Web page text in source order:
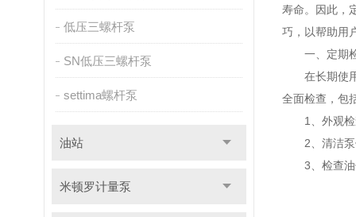
低压三螺杆泵
SN低压三螺杆泵
settima螺杆泵
油站
米顿罗计量泵
寿命。因此，
巧，以帮助用
一、定期检
在长期使用
全面检查，包
1、外观检
2、清洁泵体
3、检查油